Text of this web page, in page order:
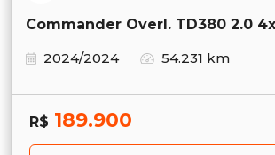
Commander Overl. TD380 2.0
2024/2024
54.231 km
R$ 189.900